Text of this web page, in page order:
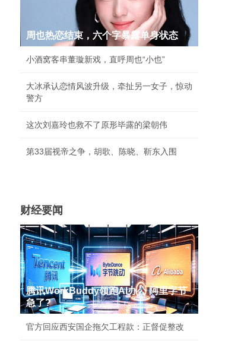
周也热恋结束，六个字暴露单身状态
小酒窝客串董璇新戏，直呼周也“小也”
大冰承认恋情风波升级，牵扯另一女子，惊动
警方
这次刘嘉玲也救不了原形毕露的梁朝伟
第33届视帝之争，胡歌、陈晓、靳东入围
财经要闻
腾讯WorkBuddy领跑AI办公 阿里字节
急了?
官方回应西安国企拖欠工程款：正督促整改